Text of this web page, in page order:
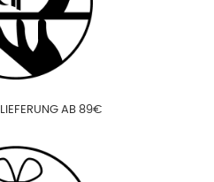
AB 89€